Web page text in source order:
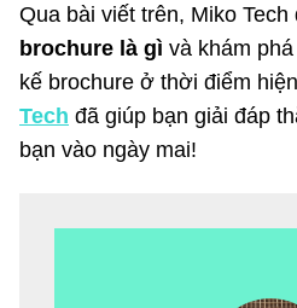
Qua bài viết trên, Miko
brochure là gì và khám
kế brochure ở thời điểm
Tech đã giúp bạn giải đáp
bạn vào ngày mai!